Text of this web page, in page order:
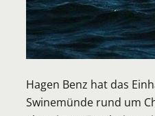
Hagen Benz hat das
Swinemünde rund um